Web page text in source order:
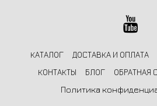
КАТАЛОГ ДОСТАВКА И ОПЛАТА
КОНТАКТЫ
БЛОГ ОБРАТНАЯ
Политика